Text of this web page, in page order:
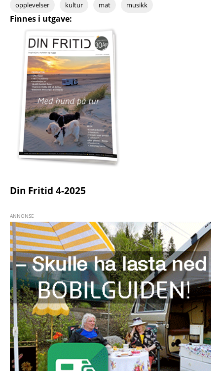
opplevelser kultur mat musikk
Finnes i utgave:
Din Fritid 4-2025